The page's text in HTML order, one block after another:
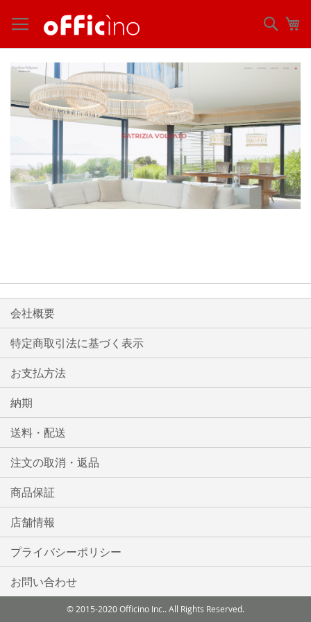
ン
テ
ン
に
キ
ッ
検
索
会社概要
特定商取引法に基づく表示
お支払方法
納期
送料・配送
注文の取消・返品
商品保証
店舗情報
プライバシーポリシー
お問い合わせ
© 2015-2020 Officino Inc.. All Rights Reserved.